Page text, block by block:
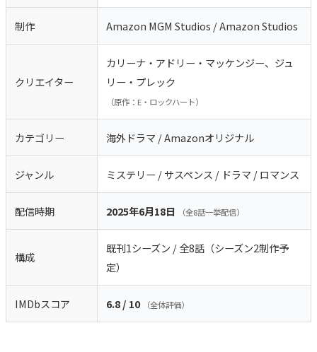
制作 Amazon MGM Studios / Amazon Studios
クリエイター
カリーナ・アドリー・マッケンジー、ジュ
リー・プレック
（原作：E・ロックハート）
カテゴリー 海外ドラマ / Amazonオリジナル
ジャンル ミステリー / サスペンス / ドラマ / ロマンス
配信時期 2025年6月18日 （全8話一挙配信）
構成
既刊1シーズン / 全8話（シーズン2制作予
定）
IMDbスコア 6.8 / 10 （全体評価）